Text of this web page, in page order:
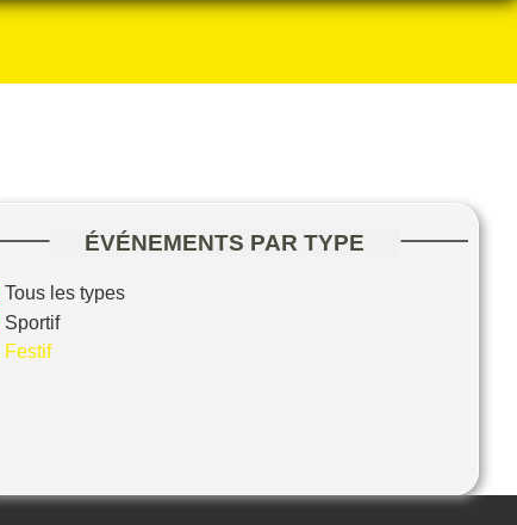
ÉVÉNEMENTS PAR TYPE
Tous les types
Sportif
Festif